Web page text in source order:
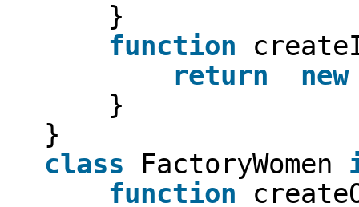
}
function
return
new
}
}
class
FactoryWomen
function